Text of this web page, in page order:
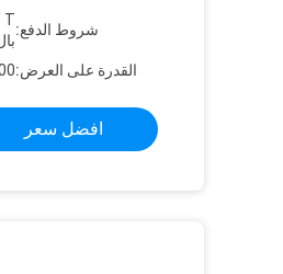
شروط الدفع:
القدرة على العرض:5000
افضل سعر